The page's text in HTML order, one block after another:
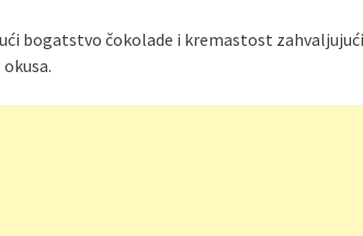
bogatstvo čokolade i kremastost